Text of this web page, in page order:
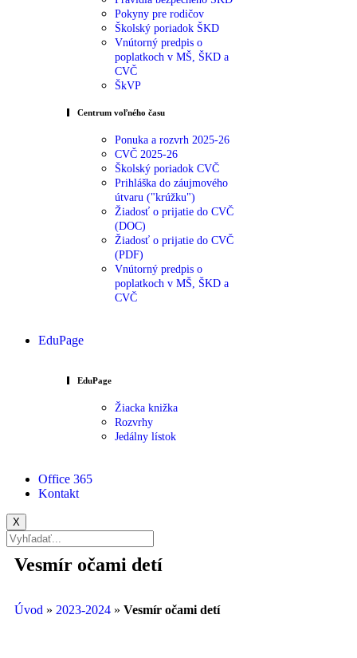
Pokyny pre rodičov
Školský poriadok ŠKD
Vnútorný predpis o
poplatkoch v MŠ, ŠKD a
CVČ
ŠkVP
Centrum voľného času
Ponuka a rozvrh 2025-26
CVČ 2025-26
Školský poriadok CVČ
Prihláška do záujmového
útvaru ("krúžku")
Žiadosť o prijatie do CVČ
(DOC)
Žiadosť o prijatie do CVČ
(PDF)
Vnútorný predpis o
poplatkoch v MŠ, ŠKD a
CVČ
EduPage
EduPage
Žiacka knižka
Rozvrhy
Jedálny lístok
Office 365
Kontakt
X
Vesmír očami detí
Úvod » 2023-2024 » Vesmír očami detí